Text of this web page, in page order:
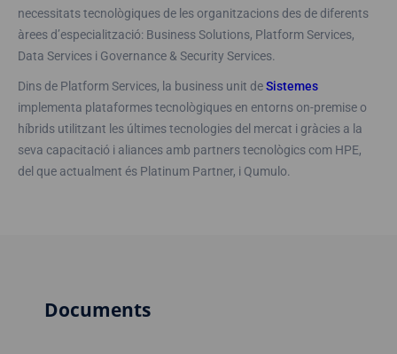
necessitats tecnològiques de les organitzacions des de diferents
àrees d’especialització: Business Solutions, Platform Services,
Data Services i Governance & Security Services.
Dins de Platform Services, la business unit deSistemes
implementa plataformes tecnològiques en entorns on-premise o
híbrids utilitzant les últimes tecnologies del mercat i gràcies a la
seva capacitació i aliances amb partners tecnològics com HPE,
del que actualment és Platinum Partner, i Qumulo.
Documents